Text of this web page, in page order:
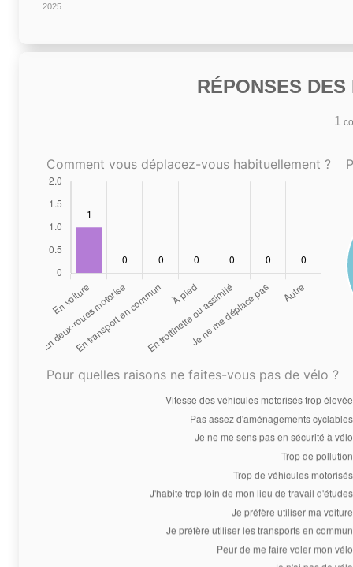
2025
RÉPONSES
1
Comment vous déplacez-vous habituellement ?
Pour quelles raisons ne faites-vous pas de vélo ?